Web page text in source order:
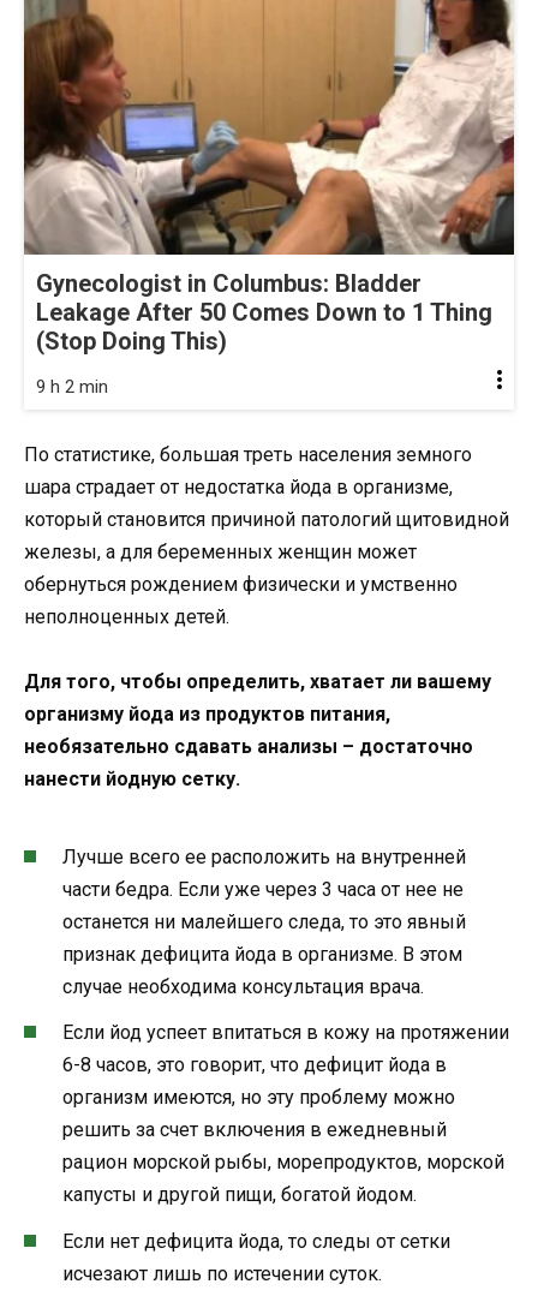
Gynecologist in Columbus: Bladder
Leakage After 50 Comes Down to 1 Thing
(Stop Doing This)
9 h 2 min
По статистике, большая треть населения земного
шара страдает от недостатка йода в организме,
который становится причиной патологий щитовидной
железы, а для беременных женщин может
обернуться рождением физически и умственно
неполноценных детей.
Для того, чтобы определить, хватает ли вашему
организму йода из продуктов питания,
необязательно сдавать анализы – достаточно
нанести йодную сетку.
Лучше всего ее расположить на внутренней
части бедра. Если уже через 3 часа от нее не
останется ни малейшего следа, то это явный
признак дефицита йода в организме. В этом
случае необходима консультация врача.
Если йод успеет впитаться в кожу на протяжении
6-8 часов, это говорит, что дефицит йода в
организм имеются, но эту проблему можно
решить за счет включения в ежедневный
рацион морской рыбы, морепродуктов, морской
капусты и другой пищи, богатой йодом.
Если нет дефицита йода, то следы от сетки
исчезают лишь по истечении суток.